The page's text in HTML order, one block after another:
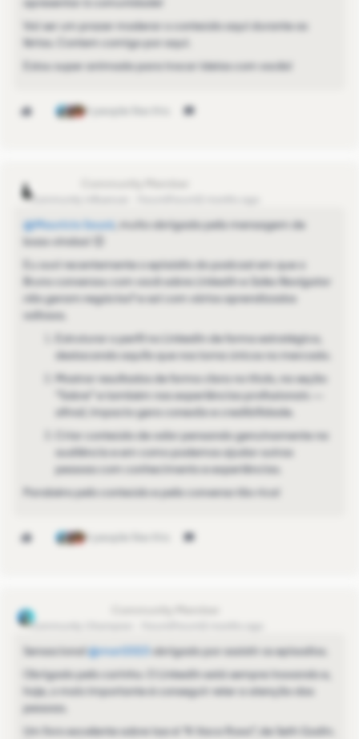
Vai ser um prazer moderar o conteúdo aqui durante as
férias. Contem comigo por aqui.
Estou super animada para trocar ideias com vocês!
4 people like this
mari2023
Community Influencer
@Maurício Souzá
, muito obrigada pela mensagem de
boas-vindas! 😊
Eu ouvi recentemente o episódio do podcast em que o
Bruno conversou com você sobre
LinkedIn e Sales Navigator
não geram negócios?
e saí com vários aprendizados
valiosos.
Estruturar o perfil no LinkedIn de forma estratégica,
destacando aquilo que nos torna únicos no mercado.
Mostrar resultados de forma clara no título, na seção
“Sobre” e também nas experiências profissionais —
afinal, impacto gera conexão e credibilidade.
Criar conteúdo de valor pensando genuinamente na
audiência e em como podemos ajudar outras
pessoas com conhecimento e experiências.
Parabéns pelo conteúdo e pela conversa tão rica!
4 people like this
Maurício Souzá
Community Champion
Sensacional ​@mari2023
obrigado por assistir os episodios.
Obrigado pelo carinho. O LinkedIn está sempre inovando e,
hoje, o mais importante é conseguir reter a atenção das
pessoas.
Um livro excelente sobre isso é “A Vaca Roxa”, de Seth Godin.